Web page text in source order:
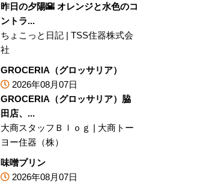
昨日の夕陽🌇 オレンジと水色のコ
ントラ...
ちょこっと日記 | TSS住器株式会
社
GROCERIA（グロッサリア）
2026年08月07日
GROCERIA（グロッサリア）脇
田店、...
大商スタッフＢｌｏｇ | 大商トー
ヨー住器（株）
味噌プリン
2026年08月07日